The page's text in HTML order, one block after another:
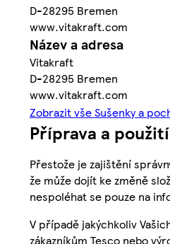
D-28295 Bremen
www.vitakraft.com
Název a adresa
Vitakraft
D-28295 Bremen
www.vitakraft.com
Zobrazit vše Sušenky a
Příprava a použití
Přestože je zajištění
že může dojít ke změně
nespoléhat se pouze na
V případě jakýchkoliv
zákazníkům Tesco nebo